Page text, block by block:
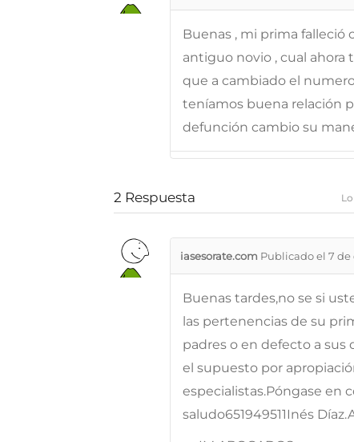
Buenas , mi prima falleció
antiguo novio , cual ahora
que a cambiado el
teníamos buena relación
defunción cambio su
2 Respuesta
iasesorate.com Publicado el 7
Buenas tardes,no se si
las pertenencias de su
padres o en defecto a
el supuesto por
especialistas.Póngase en
saludo651949511Inés